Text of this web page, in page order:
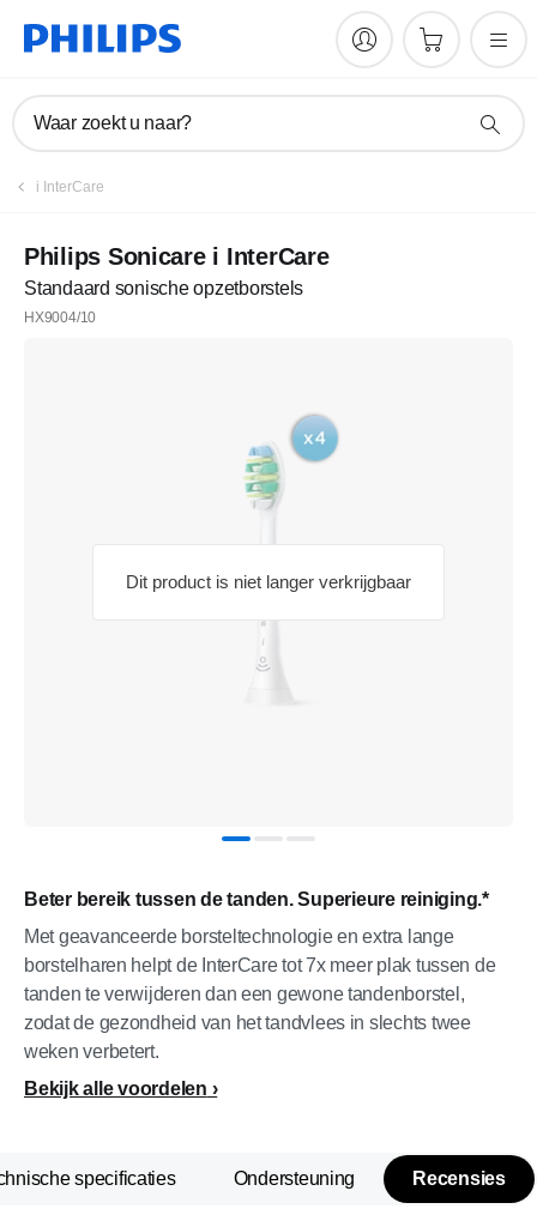
Waar zoekt u naar?
i InterCare
Dit product is niet langer verkrijgbaar
Philips Sonicare i InterCare
Standaard sonische opzetborstels
HX9004/10
Beter bereik tussen de tanden. Superieure reiniging.*
Met geavanceerde borsteltechnologie en extra lange
borstelharen helpt de InterCare tot 7x meer plak tussen de
tanden te verwijderen dan een gewone tandenborstel,
zodat de gezondheid van het tandvlees in slechts twee
weken verbetert.
Bekijk alle voordelen
specificaties Ondersteuning Recensies